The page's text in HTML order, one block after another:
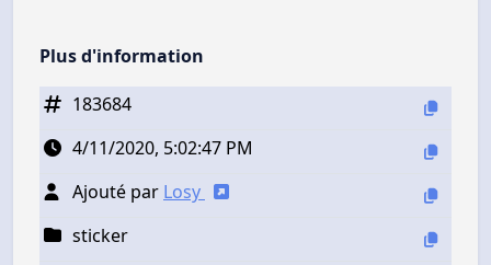
Plus d'information
183684
4/11/2020, 5:02:47 PM
Ajouté par Losy
sticker